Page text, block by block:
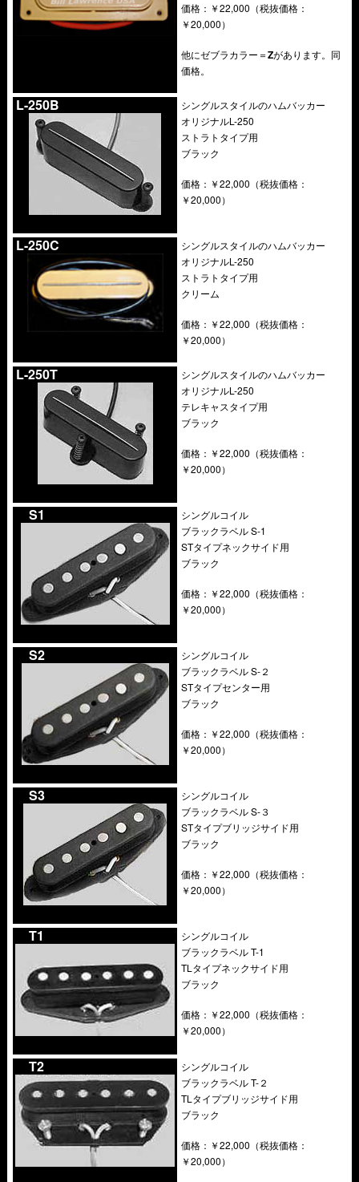
価格：￥22,000（税抜価格：
￥20,000）
他にゼブラカラー＝Zがあります。同
価格。
L-250B
シングルスタイルのハムバッカー
オリジナルL-250
ストラトタイプ用
ブラック
価格：￥22,000（税抜価格：
￥20,000）
L-250C
シングルスタイルのハムバッカー
オリジナルL-250
ストラトタイプ用
クリーム
価格：￥22,000（税抜価格：
￥20,000）
L-250T
シングルスタイルのハムバッカー
オリジナルL-250
テレキャスタイプ用
ブラック
価格：￥22,000（税抜価格：
￥20,000）
….S1
シングルコイル
ブラックラベル S-1
STタイプネックサイド用
ブラック
価格：￥22,000（税抜価格：
￥20,000）
….S2
シングルコイル
ブラックラベル S-２
STタイプセンター用
ブラック
価格：￥22,000（税抜価格：
￥20,000）
….S3
シングルコイル
ブラックラベル S-３
STタイプブリッジサイド用
ブラック
価格：￥22,000（税抜価格：
￥20,000）
….T1
シングルコイル
ブラックラベル T-1
TLタイプネックサイド用
ブラック
価格：￥22,000（税抜価格：
￥20,000）
….T2
シングルコイル
ブラックラベル T-２
TLタイプブリッジサイド用
ブラック
価格：￥22,000（税抜価格：
￥20,000）